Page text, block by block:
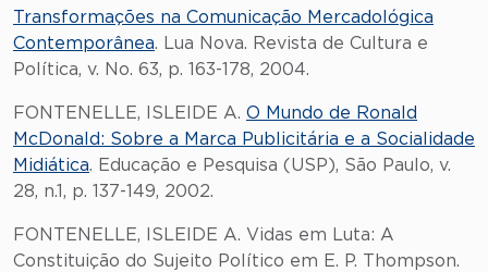
Transformações na Comunicação Mercadológica
Contemporânea. Lua Nova. Revista de Cultura e
Política, v. No. 63, p. 163-178, 2004.
FONTENELLE, ISLEIDE A. O Mundo de Ronald
McDonald: Sobre a Marca Publicitária e a Socialidade
Midiática. Educação e Pesquisa (USP), São Paulo, v.
28, n.1, p. 137-149, 2002.
FONTENELLE, ISLEIDE A. Vidas em Luta: A
Constituição do Sujeito Político em E. P. Thompson.